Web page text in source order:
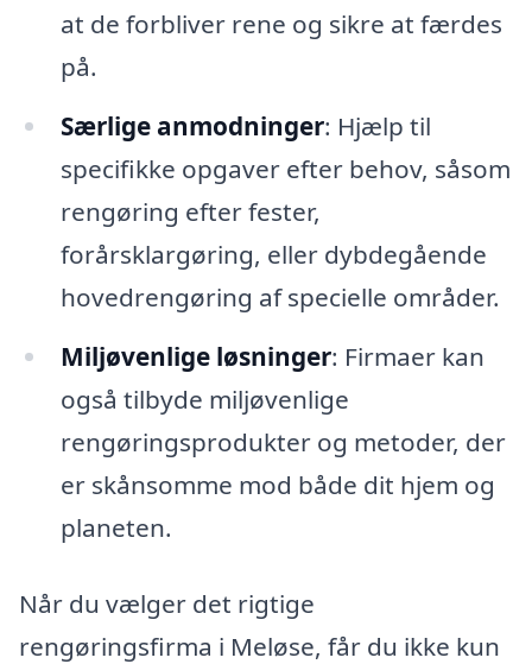
at de forbliver rene og sikre at færdes
på.
Særlige anmodninger: Hjælp til
specifikke opgaver efter behov, såsom
rengøring efter fester,
forårsklargøring, eller dybdegående
hovedrengøring af specielle områder.
Miljøvenlige løsninger: Firmaer kan
også tilbyde miljøvenlige
rengøringsprodukter og metoder, der
er skånsomme mod både dit hjem og
planeten.
Når du vælger det rigtige
rengøringsfirma i Meløse, får du ikke kun